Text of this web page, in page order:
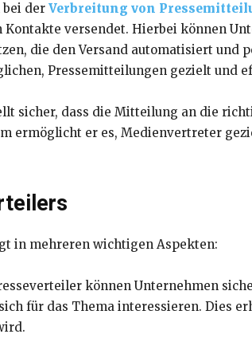
der Verbreitung von
versendet. Hierbei können
die den Versand automatisiert
Pressemitteilungen gezielt und
sicher, dass die Mitteilung an die
ermöglicht er es, Medienvertreter
in mehreren wichtigen Aspekten:
können Unternehmen
für das Thema interessieren. Dies